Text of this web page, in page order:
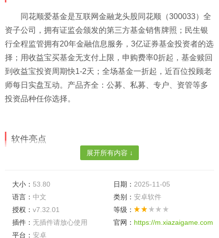
同花顺爱基金是互联网金融龙头股同花顺（300033）全
资子公司，拥有证监会颁发的第三方基金销售牌照；民生银
行全程监管拥有20年金融信息服务，3亿证券基金投资者的选
择；用收益宝买基金无支付上限，申购费率0折起，基金赎回
到收益宝投资周期快1-2天；全场基金一折起，近百位投顾老
师每日实盘互动。产品齐全：公募、私募、专户、资管等多
投资品种任你选择。
软件亮点
股票基金、宝宝基金任你选，近一年最高净
【随时提现】
7×24小时随时取现，1秒到账，用收益宝
买基金还不限额！
【安全】证监会核准、民生银行全程监管，资金同卡进
展开所有内容 ↓
大小： 53.80 日期： 2025-11-05
语言： 中文 类别： 安卓软件
授权： v7.32.01
等级：
插件： 无插件请放心使用 官网： https://m.xiazaigame.com
平台： 安卓